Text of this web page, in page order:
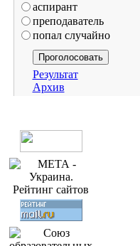
аспирант
преподаватель
попал случайно
Результат
Архив